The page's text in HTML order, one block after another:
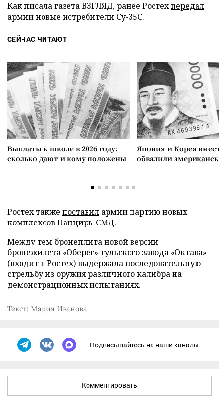
Как писала газета ВЗГЛЯД, ранее Ростехпередал
армии новые истребители Су-35С.
СЕЙЧАС ЧИТАЮТ
Выплаты к школе в 2026 году:
сколько дают и кому положены
Япония и Корея
обвалили
Ростех также поставил армии партию новых
комплексов Панцирь-СМД.
Между тем бронеплита новой версии
бронежилета «Оберег» тульского завода «Октава»
(входит в Ростех)выдержалапоследовательную
стрельбу из оружия различного калибра на
демонстрационных испытаниях.
Текст: Мария Иванова
Подписывайтесь на наши каналы
Комментировать